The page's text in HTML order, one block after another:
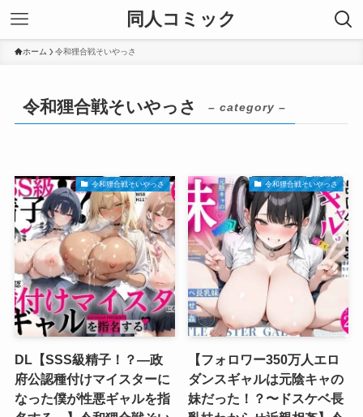
同人コミック
ホーム 令和狸合戦そいやっさ
令和狸合戦そいやっさ – category –
令和狸合戦そいやっさ
DL【SSS級精子！？―政
府公認種付けマイスターに
なった僕が性悪ギャルを指
令和狸合戦そいやっさ
【フォロワー350万人エロ
ダンスギャルは元陰キャの
妹だった！？〜ドスケベ長